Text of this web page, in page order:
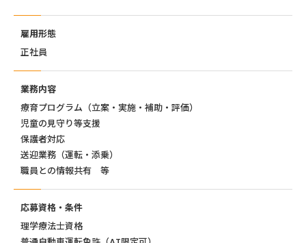
雇用形態
正社員
業務内容
療育プログラム（立案・実施・補助・評価）
児童の見守り等支援
保護者対応
送迎業務（運転・添乗）
職員との情報共有 等
応募資格・条件
理学療法士資格